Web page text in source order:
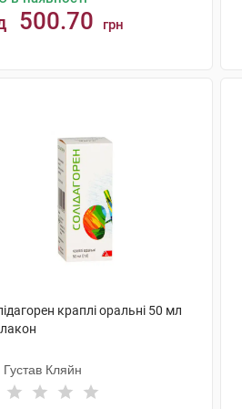
500.70 грн
краплі оральні 50 мл
Кляйн